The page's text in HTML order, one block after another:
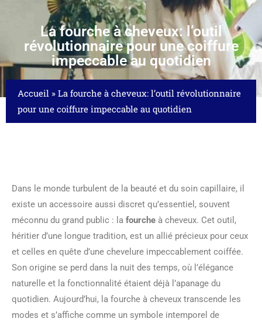
La fourche à cheveux: l’outil
révolutionnaire pour une coiffure
impeccable au quotidien
Accueil » La fourche à cheveux: l’outil révolutionnaire
pour une coiffure impeccable au quotidien
Dans le monde turbulent de la beauté et du soin capillaire, il
existe un accessoire aussi discret qu’essentiel, souvent
méconnu du grand public : la fourche à cheveux. Cet outil,
héritier d’une longue tradition, est un allié précieux pour ceux
et celles en quête d’une chevelure impeccablement coiffée.
Son origine se perd dans la nuit des temps, où l’élégance
naturelle et la fonctionnalité étaient déjà l’apanage du
quotidien. Aujourd’hui, la fourche à cheveux transcende les
modes et s’affiche comme un symbole intemporel de